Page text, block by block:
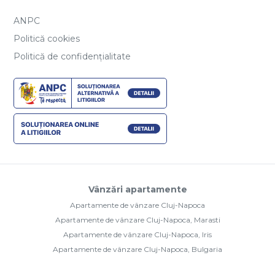
ANPC
Politică cookies
Politică de confidențialitate
Vânzări apartamente
Apartamente de vânzare Cluj-Napoca
Apartamente de vânzare Cluj-Napoca, Marasti
Apartamente de vânzare Cluj-Napoca, Iris
Apartamente de vânzare Cluj-Napoca, Bulgaria